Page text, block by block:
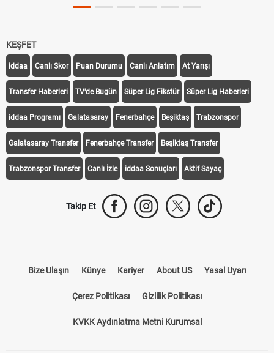
KEŞFET
iddaa Canlı Skor Puan Durumu Canlı Anlatım At Yarışı
Transfer Haberleri TV'de Bugün Süper Lig Fikstür Süper Lig Haberleri
iddaa Programı Galatasaray Fenerbahçe Beşiktaş Trabzonspor
Galatasaray Transfer Fenerbahçe Transfer Beşiktaş Transfer
Trabzonspor Transfer Canlı İzle iddaa Sonuçları Aktif Sayaç
Takip Et
Bize Ulaşın Künye Kariyer About US Yasal Uyarı
Çerez Politikası Gizlilik Politikası
KVKK Aydınlatma Metni Kurumsal